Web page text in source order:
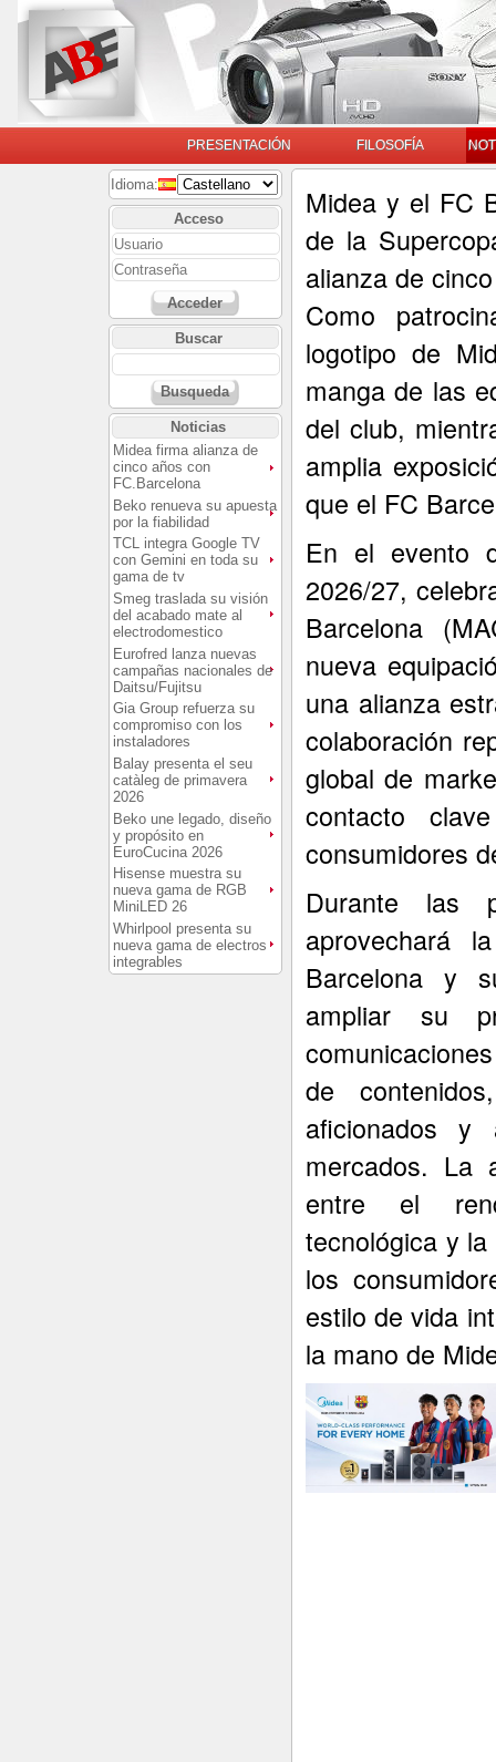
PRESENTACIÓN FILOSOFÍA
Idioma:
Acceso
Acceder
Buscar
Busqueda
Noticias
Midea firma alianza de
cinco años con
FC.Barcelona
Beko renueva su apuesta
por la fiabilidad
TCL integra Google TV
con Gemini en toda su
gama de tv
Smeg traslada su visión
del acabado mate al
electrodomestico
Eurofred lanza nuevas
campañas nacionales de
Daitsu/Fujitsu
Gia Group refuerza su
compromiso con los
instaladores
Balay presenta el seu
catàleg de primavera
2026
Beko une legado, diseño
y propósito en
EuroCucina 2026
Hisense muestra su
nueva gama de RGB
MiniLED 26
Whirlpool presenta su
nueva gama de electros
integrables
Midea y el FC
de la
alianza de
Como
logotipo de
manga de las
del club,
amplia
que el FC
En el evento
2026/27,
Barcelona
nueva
una alianza
colaboración
global de
contacto
consumidores
Durante las
aprovechará
Barcelona y
ampliar su
de
aficionados y
mercados. La
entre el
tecnológica y
los
estilo de vida
la mano de